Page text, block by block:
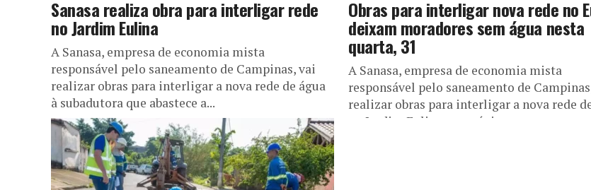
Sanasa realiza obra para interligar rede
no Jardim Eulina
A Sanasa, empresa de economia mista
responsável pelo saneamento de Campinas, vai
realizar obras para interligar a nova rede de água
à subadutora que abastece a...
Obras para interligar nova rede no
deixam moradores sem água nesta
quarta, 31
A Sanasa, empresa de economia mista
responsável pelo saneamento de
realizar obras para interligar a nova rede
no Jardim Eulina, no próximo...